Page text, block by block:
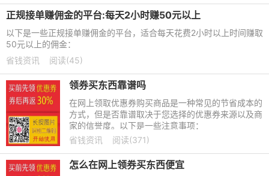
正规接单赚佣金的平台:每天2小时赚50元以上
以下是一些正规接单赚佣金的平台，适合每天花费2小时以上时间赚取
50元以上的佣金：
省钱资讯
阅读(45)
领券买东西靠谱吗
在网上领取优惠券购买商品是一种常见的节省成本的
方式，但是否靠谱取决于您选择的优惠券来源以及商
家的信誉度。以下是一些注意事项：
省钱资讯
阅读(371)
怎么在网上领券买东西便宜